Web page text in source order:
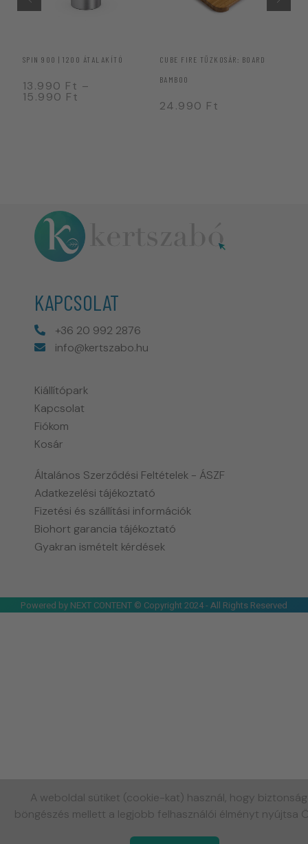
SPIN 900 | 1200 ÁTALAKÍTÓ
13.990 Ft –
15.990 Ft
CUBE FIRE TŰZKOSÁR: BOARD
BAMBOO
24.990 Ft
KAPCSOLAT
+36 20 992 2876
info@kertszabo.hu
Kiállítópark
Kapcsolat
Fiókom
Kosár
Általános Szerződési Feltételek - ÁSZF
Adatkezelési tájékoztató
Fizetési és szállítási információk
Biohort garancia tájékoztató
Gyakran ismételt kérdések
Powered by NEXT CONTENT © Copyright 2024 - All Rights Reserved
A weboldal sütiket (cookie-kat) használ, hogy
böngészés mellett a legjobb felhasználói élményt nyújtsa